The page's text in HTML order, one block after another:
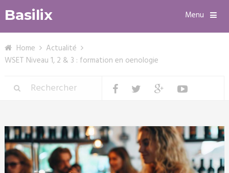
Basilix Menu
Home
Actualité
WSET Niveau 1, 2 & 3 : formation en oenologie